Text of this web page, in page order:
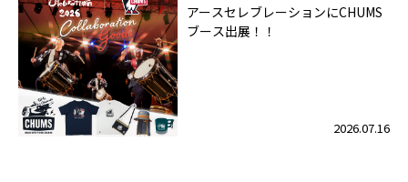
アースセレブレーションにCHUMS
ブース出展！！
2026.07.16